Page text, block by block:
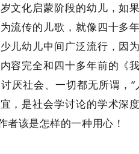
文化启蒙阶段的幼儿，如
流传的儿歌，就像四十多
儿幼儿中间广泛流行，因
容完全和四十多年前的《
厌社会、一切都无所谓，“
，是社会学讨论的学术深
者该是怎样的一种用心！